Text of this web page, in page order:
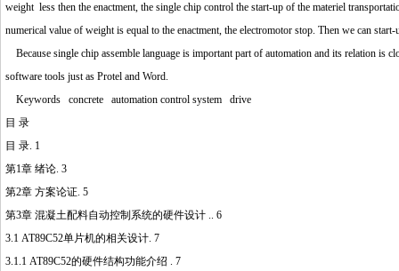
weight less then the enactment, the single chip control the start-up of the materiel
numerical value of weight is equal to the enactment, the electromotor stop. Then we can
Because single chip assemble language is important part of automation and its relation is
software tools just as Protel and Word.
Keywords concrete automation control system drive
目 录
目 录. 1
第1章 绪论. 3
第2章 方案论证. 5
第3章 混凝土配料自动控制系统的硬件设计 .. 6
3.1 AT89C52单片机的相关设计. 7
3.1.1 AT89C52的硬件结构功能介绍 . 7